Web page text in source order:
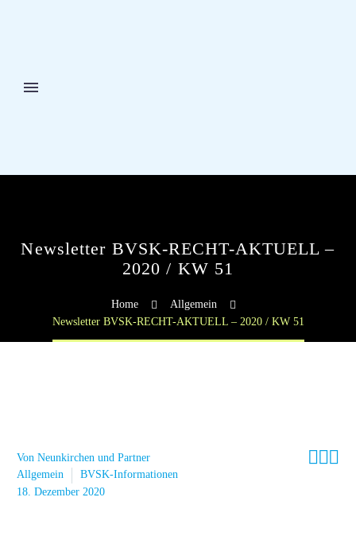
Newsletter BVSK-RECHT-AKTUELL –
2020 / KW 51
Home
Allgemein
Newsletter BVSK-RECHT-AKTUELL – 2020 / KW 51

Von Neunkirchen und Partner
Allgemein
BVSK-Informationen
18. Dezember 2020